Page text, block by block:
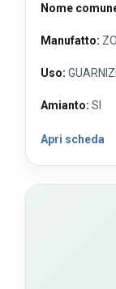
Nome
Manufatto:
Uso:
Amianto: SI
Apri scheda